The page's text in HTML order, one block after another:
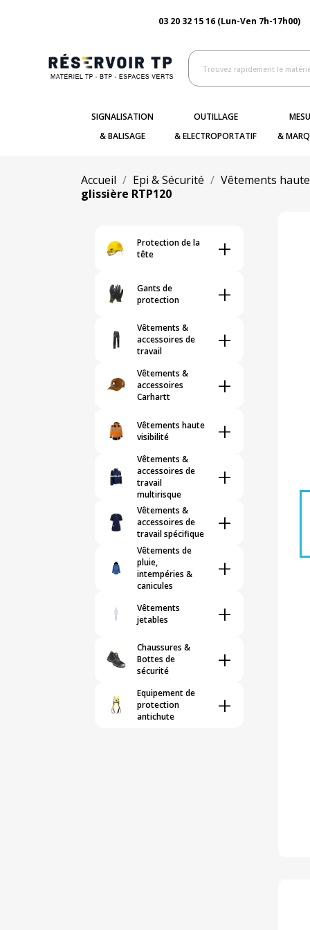
03 20 32 15 16 (Lun-Ven 7h-17h00)
SIGNALISATION
& BALISAGE
OUTILLAGE
& ELECTROPORTATIF
&
Accueil Epi & Sécurité
Vêtements
glissière RTP120
Protection de la
tête
+
Gants de
protection
+
Vêtements &
accessoires de
travail
+
Vêtements &
accessoires
Carhartt
+
Vêtements haute
visibilité
+
Vêtements &
accessoires de
travail
multirisque
+
Vêtements &
accessoires de
travail spécifique
+
Vêtements de
pluie,
intempéries &
canicules
+
Vêtements
jetables
+
Chaussures &
Bottes de
sécurité
+
Equipement de
protection
antichute
+